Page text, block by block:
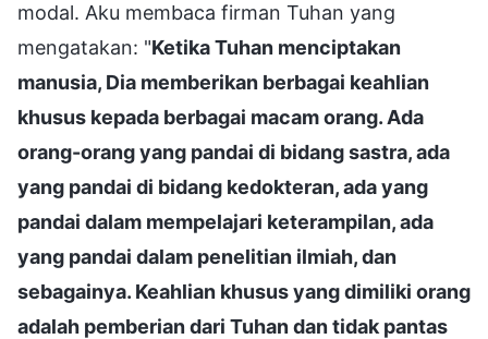
modal. Aku membaca firman Tuhan yang
mengatakan: "Ketika Tuhan menciptakan
manusia, Dia memberikan berbagai keahlian
khusus kepada berbagai macam orang. Ada
orang-orang yang pandai di bidang sastra, ada
yang pandai di bidang kedokteran, ada yang
pandai dalam mempelajari keterampilan, ada
yang pandai dalam penelitian ilmiah, dan
sebagainya. Keahlian khusus yang dimiliki orang
adalah pemberian dari Tuhan dan tidak pantas